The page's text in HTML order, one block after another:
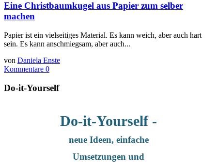
Eine Christbaumkugel aus Papier zum selber
machen
Papier ist ein vielseitiges Material. Es kann weich, aber auch hart
sein. Es kann anschmiegsam, aber auch...
von Daniela Enste
Kommentare 0
Do-it-Yourself
Do-it-Yourself -
neue Ideen, einfache
Umsetzungen und